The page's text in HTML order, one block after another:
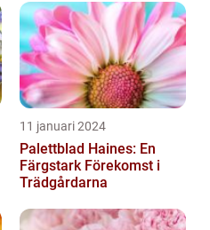
11 januari 2024
Palettblad Haines: En
Färgstark Förekomst i
Trädgårdarna